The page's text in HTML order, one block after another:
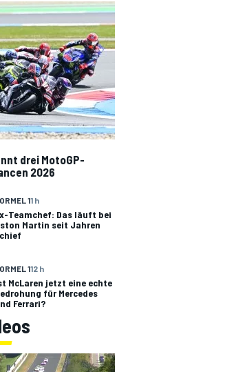
drei MotoGP-
2026
11 h
Teamchef: Das läuft bei
Martin seit Jahren
112 h
McLaren jetzt eine echte
für Mercedes
Ferrari?